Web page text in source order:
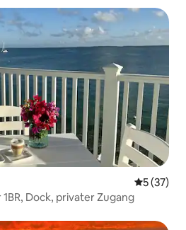
5 (37)
Dock, privater Zugang